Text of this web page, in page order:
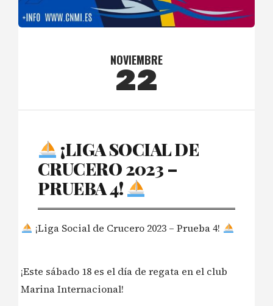
NOVIEMBRE
22
¡LIGA SOCIAL DE
CRUCERO 2023 –
PRUEBA 4!
¡Liga Social de Crucero 2023 – Prueba 4!
¡Este sábado 18 es el día de regata en el club
Marina Internacional!